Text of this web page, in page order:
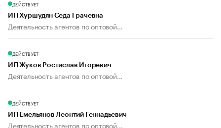
ДЕЙСТВУЕТ
ИП Хуршудян Седа Грачевна
Деятельность агентов по оптовой...
ДЕЙСТВУЕТ
ИП Жуков Ростислав Игоревич
Деятельность агентов по оптовой...
ДЕЙСТВУЕТ
ИП Емельянов Леонтий Геннадьевич
Деятельность агентов по оптовой...